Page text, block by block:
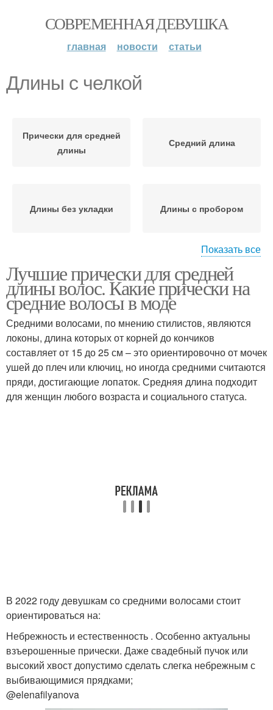
СОВРЕМЕННАЯ ДЕВУШКА
главная новости статьи
Длины с челкой
Прически для средней
длины
Средний длина
Длины без укладки Длины с пробором
длину
Идеальная длина
Длина для
непослушных кудряшек
Длины на кудрявые
волосы
Показать все
Лучшие прически для средней
длины волос. Какие прически на
средние волосы в моде
Средними волосами, по мнению стилистов, являются
локоны, длина которых от корней до кончиков
составляет от 15 до 25 см – это ориентировочно от мочек
ушей до плеч или ключиц, но иногда средними считаются
пряди, достигающие лопаток. Средняя длина подходит
для женщин любого возраста и социального статуса.
В 2022 году девушкам со средними волосами стоит
ориентироваться на:
Небрежность и естественность . Особенно актуальны
взъерошенные прически. Даже свадебный пучок или
высокий хвост допустимо сделать слегка небрежным с
выбивающимися прядками;
@elenafilyanova